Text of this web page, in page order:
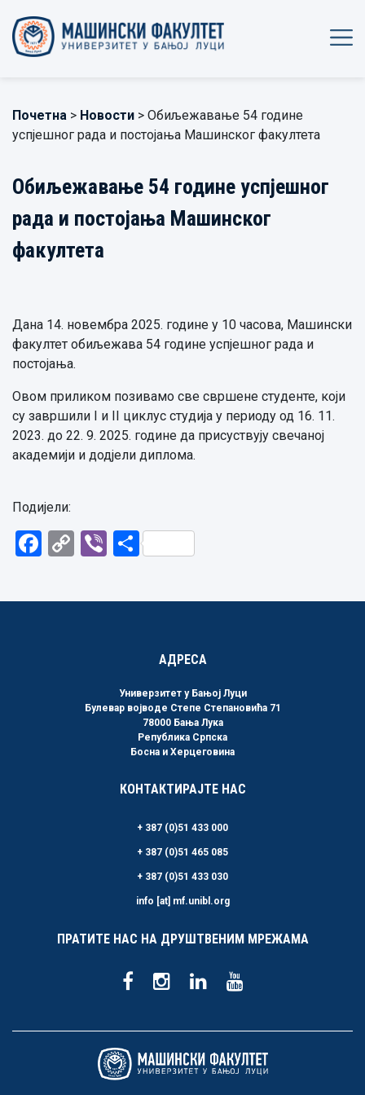
Почетна > Новости > Обиљежавање 54 године
успјешног рада и постојања Машинског факултета
Обиљежавање 54 године успјешног
рада и постојања Машинског
факултета
Дана 14. новембра 2025. године у 10 часова, Машински
факултет обиљежава 54 године успјешног рада и
постојања.
Овом приликом позивамо све свршене студенте, који
су завршили I и II циклус студија у периоду од 16. 11.
2023. до 22. 9. 2025. године да присуствују свечаној
академији и додјели диплома.
Подијели:
Facebook
CopyViberShare
АДРЕСА
Универзитет у Бањој Луци
Булевар војводе Степе Степановића 71
78000 Бања Лука
Република Српска
Босна и Херцеговина
КОНТАКТИРАЈТЕ НАС
+ 387 (0)51 433 000
+ 387 (0)51 465 085
+ 387 (0)51 433 030
info [at] mf.unibl.org
ПРАТИТЕ НАС НА ДРУШТВЕНИМ МРЕЖАМА